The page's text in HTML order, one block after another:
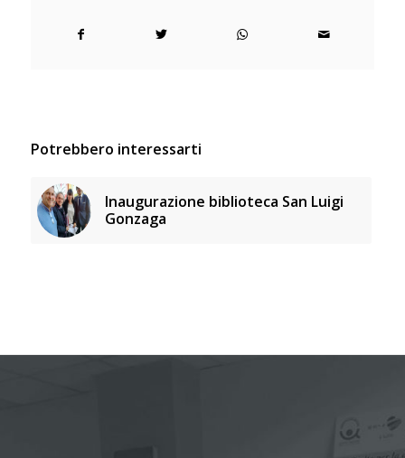
Potrebbero interessarti
Inaugurazione biblioteca San Luigi
Gonzaga